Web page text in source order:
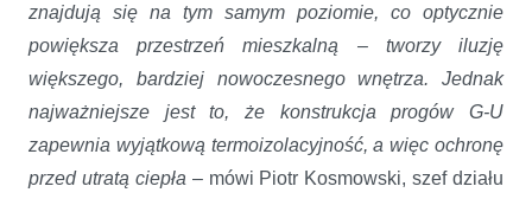
znajdują się na tym samym poziomie, co optycznie
powiększa przestrzeń mieszkalną – tworzy iluzję
większego, bardziej nowoczesnego wnętrza. Jednak
najważniejsze jest to, że konstrukcja progów G-U
zapewnia wyjątkową termoizolacyjność, a więc ochronę
przed utratą ciepła – mówi Piotr Kosmowski, szef działu